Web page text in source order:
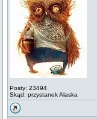
Posty: 23494
Skąd: przystanek Alaska